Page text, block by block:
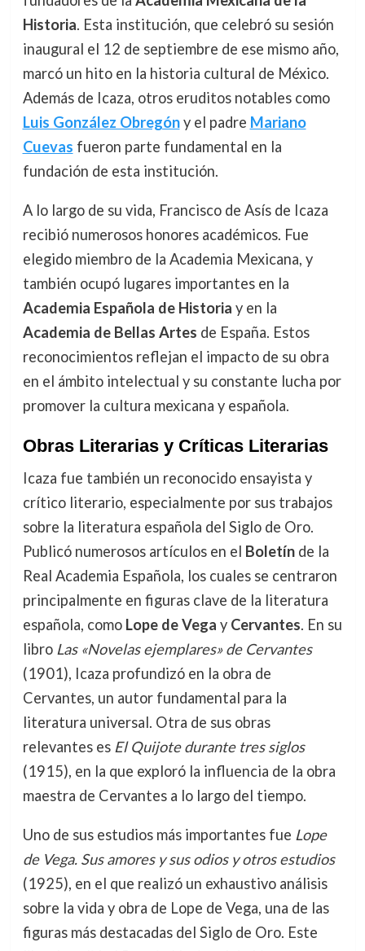
Historia. Esta institución, que celebró su sesión
inaugural el 12 de septiembre de ese mismo año,
marcó un hito en la historia cultural de México.
Además de Icaza, otros eruditos notables como
Luis González Obregóny el padre Mariano
Cuevas fueron parte fundamental en la
fundación de esta institución.
A lo largo de su vida, Francisco de Asís de Icaza
recibió numerosos honores académicos. Fue
elegido miembro de la Academia Mexicana, y
también ocupó lugares importantes en la
Academia Española de Historia y en la
Academia de Bellas Artes de España. Estos
reconocimientos reflejan el impacto de su obra
en el ámbito intelectual y su constante lucha por
promover la cultura mexicana y española.
Obras Literarias y Críticas Literarias
Icaza fue también un reconocido ensayista y
crítico literario, especialmente por sus trabajos
sobre la literatura española del Siglo de Oro.
Publicó numerosos artículos en el Boletínde la
Real Academia Española, los cuales se centraron
principalmente en figuras clave de la literatura
española, como Lope de Vega y Cervantes. En su
libro Las «Novelas ejemplares» de Cervantes
(1901), Icaza profundizó en la obra de
Cervantes, un autor fundamental para la
literatura universal. Otra de sus obras
relevantes es El Quijote durante tres siglos
(1915), en la que exploró la influencia de la obra
maestra de Cervantes a lo largo del tiempo.
Uno de sus estudios más importantes fue Lope
de Vega. Sus amores y sus odios y otros estudios
(1925), en el que realizó un exhaustivo análisis
sobre la vida y obra de Lope de Vega, una de las
figuras más destacadas del Siglo de Oro. Este